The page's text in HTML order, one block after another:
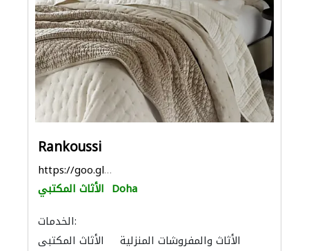
Rankoussi
https://goo.gl/maps/AhxG1KStKTt8es6B8
الأثاث المكتبي Doha
الخدمات:
الأثاث المكتبي
الأثاث والمفروشات المنزلية